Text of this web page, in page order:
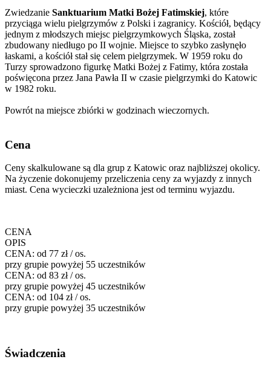
Zwiedzanie Sanktuarium Matki Bożej Fatimskiej, które
przyciąga wielu pielgrzymów z Polski i zagranicy. Kościół, będący
jednym z młodszych miejsc pielgrzymkowych Śląska, został
zbudowany niedługo po II wojnie. Miejsce to szybko zasłynęło
łaskami, a kościół stał się celem pielgrzymek. W 1959 roku do
Turzy sprowadzono figurkę Matki Bożej z Fatimy, która została
poświęcona przez Jana Pawła II w czasie pielgrzymki do Katowic
w 1982 roku.
Powrót na miejsce zbiórki w godzinach wieczornych.
Cena
Ceny skalkulowane są dla grup z Katowic oraz najbliższej okolicy.
Na życzenie dokonujemy przeliczenia ceny za wyjazdy z innych
miast. Cena wycieczki uzależniona jest od terminu wyjazdu.
CENA
OPIS
CENA: od 77 zł / os.
przy grupie powyżej 55 uczestników
CENA: od 83 zł / os.
przy grupie powyżej 45 uczestników
CENA: od 104 zł / os.
przy grupie powyżej 35 uczestników
Świadczenia